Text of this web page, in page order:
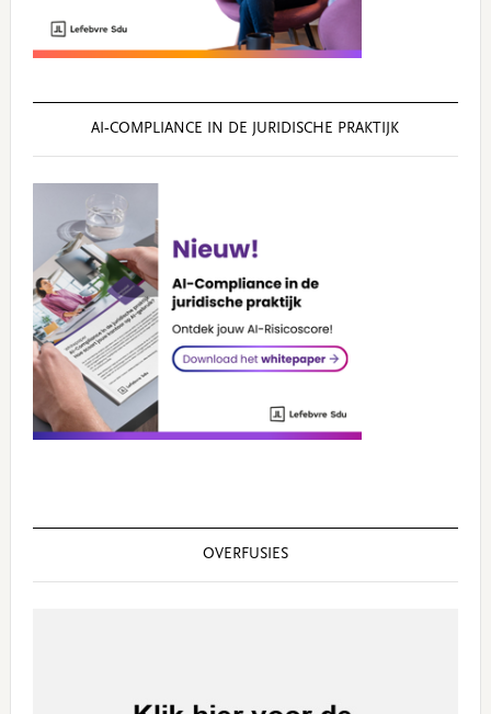
AI‑COMPLIANCE IN DE JURIDISCHE PRAKTIJK
OVERFUSIES